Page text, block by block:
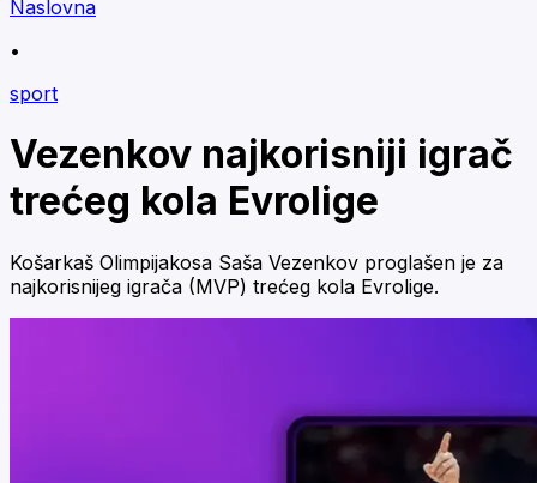
Naslovna
•
sport
Vezenkov najkorisniji igrač
trećeg kola Evrolige
Košarkaš Olimpijakosa Saša Vezenkov proglašen je za
najkorisnijeg igrača (MVP) trećeg kola Evrolige.